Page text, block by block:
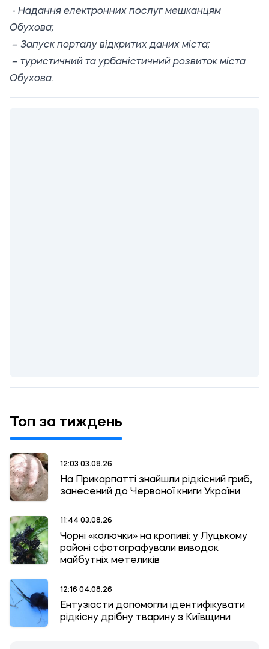
- Надання електронних послуг мешканцям
Обухова;
– Запуск порталу відкритих даних міста;
– туристичний та урбаністичний розвиток міста
Обухова.
Топ за тиждень
12:03 03.08.26
На Прикарпатті знайшли рідкісний гриб,
занесений до Червоної книги України
11:44 03.08.26
Чорні «колючки» на кропиві: у Луцькому
районі сфотографували виводок
майбутніх метеликів
12:16 04.08.26
Ентузіасти допомогли ідентифікувати
рідкісну дрібну тварину з Київщини